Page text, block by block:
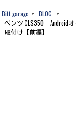
Bitt garage > BLOG >
ベンツ CLS350 Android
取付け【前編】